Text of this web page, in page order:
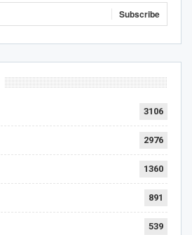
Subscribe
3106
2976
1360
891
539